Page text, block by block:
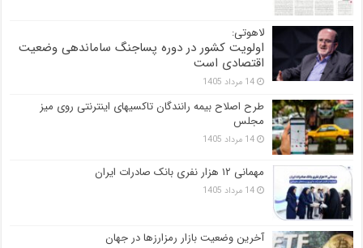
لاهوتی:
اولویت کشور در دوره پساجنگ ساماندهی وضعیت
اقتصادی است
14 مرداد 1405
طرح اصلاح بیمه رانندگان تاکسیهای اینترنتی روی میز
مجلس
14 مرداد 1405
مهمانی ۱۲ هزار نفری بانک صادرات ایران
14 مرداد 1405
آخرین وضعیت بازار رمزارزها در جهان